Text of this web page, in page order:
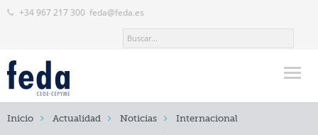
+34 967 217 300 feda@feda.es
Inicio
Inicio Actualidad Noticias Internacional